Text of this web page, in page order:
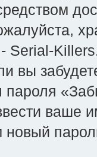
Serial-
вы
пароля
ваше
новый